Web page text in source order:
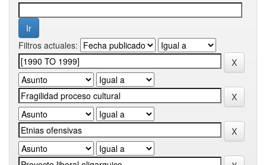
Filtros actuales: